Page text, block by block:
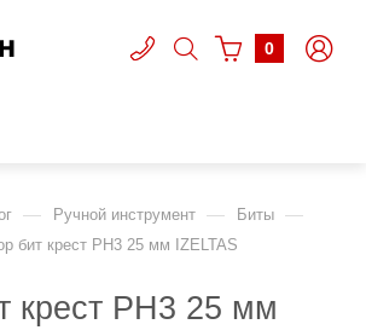
0
— Ручной инструмент — Биты —
бит крест PH3 25 мм IZELTAS
крест PH3 25 мм